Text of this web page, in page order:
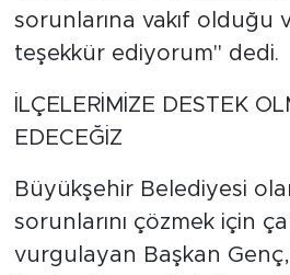
sorunlarına vakıf olduğu
teşekkür ediyorum" dedi.
İLÇELERİMİZE DESTEK
EDECEĞİZ
Büyükşehir Belediyesi
sorunlarını çözmek için
vurgulayan Başkan Genç,